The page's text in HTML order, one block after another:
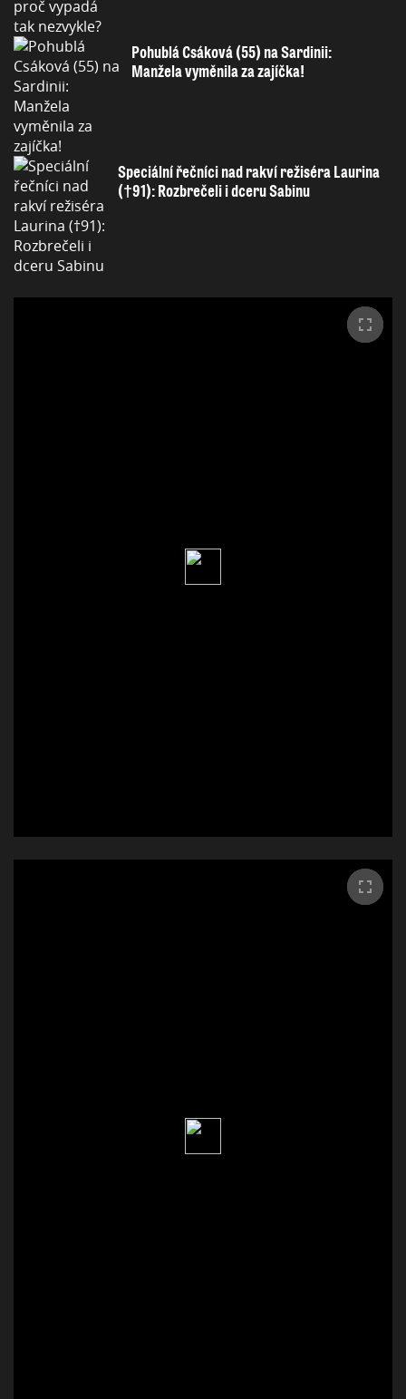
Pohublá Csáková (55) na Sardinii:
Manžela vyměnila za zajíčka!
Speciální řečníci nad rakví režiséra Laurina
(†91): Rozbrečeli i dceru Sabinu